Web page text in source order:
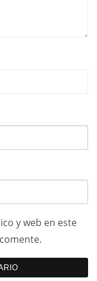
y web en este